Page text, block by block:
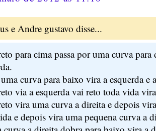
e Andre gustavo disse...
para cima passa por uma curva para
curva para baixo vira a esquerda e
via a esquerda vai reto toda vida
vira uma curva a direita e depois
e depois vira uma pequena curva a